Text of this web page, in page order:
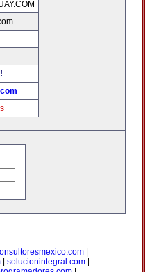
solucionintegral.com